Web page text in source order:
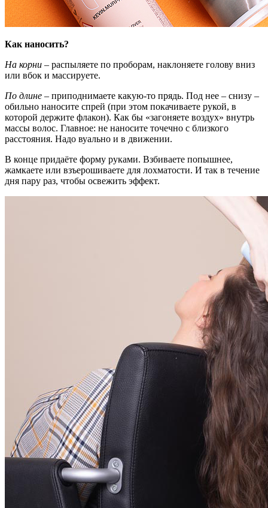
Как наносить?
На корни – распыляете по проборам, наклоняете голову вниз
или вбок и массируете.
По длине – приподнимаете какую-то прядь. Под нее – снизу –
обильно наносите спрей (при этом покачиваете рукой, в
которой держите флакон). Как бы «загоняете воздух» внутрь
массы волос. Главное: не наносите точечно с близкого
расстояния. Надо вуально и в движении.
В конце придаёте форму руками. Взбиваете попышнее,
жамкаете или взъерошиваете для лохматости. И так в течение
дня пару раз, чтобы освежить эффект.